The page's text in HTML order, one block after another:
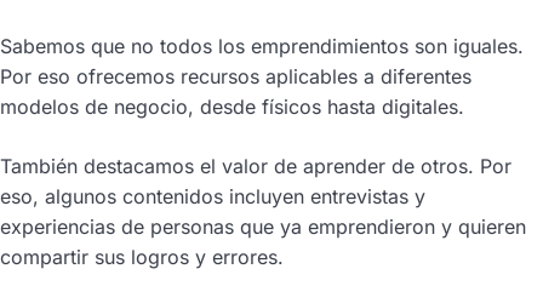
Sabemos que no todos los emprendimientos son iguales.
Por eso ofrecemos recursos aplicables a diferentes
modelos de negocio, desde físicos hasta digitales.
También destacamos el valor de aprender de otros. Por
eso, algunos contenidos incluyen entrevistas y
experiencias de personas que ya emprendieron y quieren
compartir sus logros y errores.